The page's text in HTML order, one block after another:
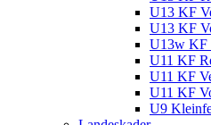
U13 KF
U13 KF
U13w KF
U11 KF
U11 KF
U11 KF
U9